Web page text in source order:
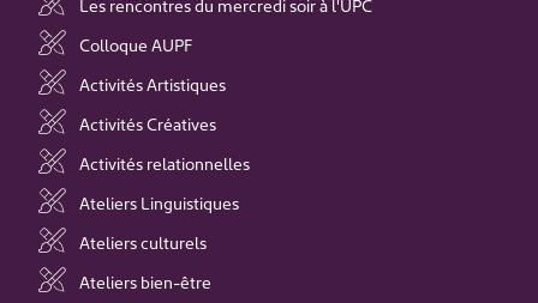
Les rencontres du mercredi soir à l'UPC
Colloque AUPF
Activités Artistiques
Activités Créatives
Activités relationnelles
Ateliers Linguistiques
Ateliers culturels
Ateliers bien-être